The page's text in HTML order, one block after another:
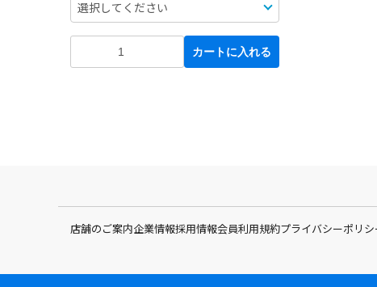
カートに入れる
店舗のご案内企業情報採用情報会員利用規約プライバシーポリシ